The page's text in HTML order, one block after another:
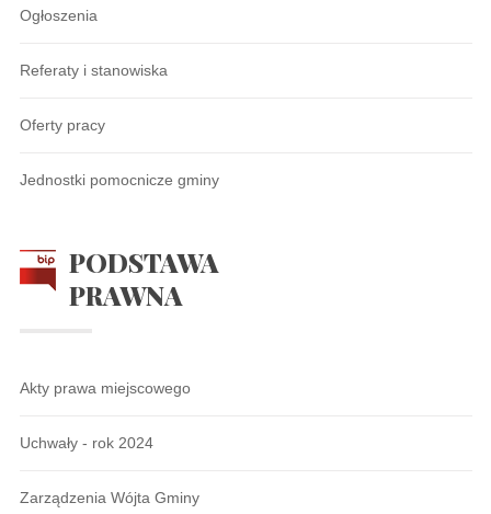
Ogłoszenia
Referaty i stanowiska
Oferty pracy
Jednostki pomocnicze gminy
PODSTAWA
PRAWNA
Akty prawa miejscowego
Uchwały - rok 2024
Zarządzenia Wójta Gminy